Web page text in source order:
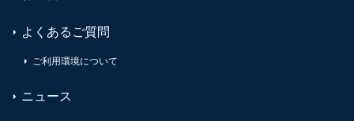
よくあるご質問
ご利用環境について
ニュース